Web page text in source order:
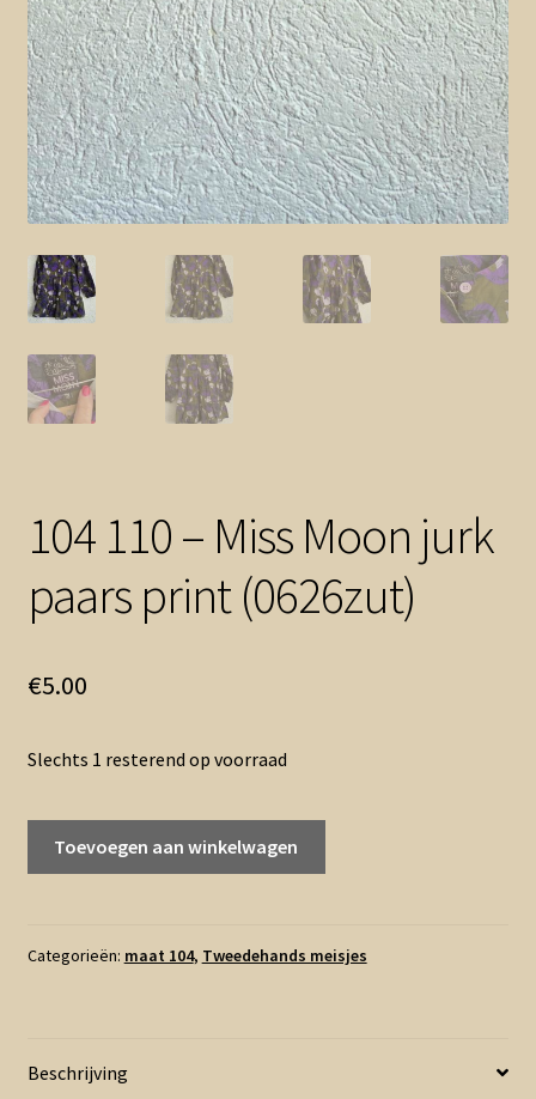
104 110 – Miss Moon jurk
paars print (0626zut)
€5.00
Slechts 1 resterend op voorraad
Moon
(0626zut)
Toevoegen aan winkelwagen
Categorieën: maat 104, Tweedehands meisjes
Beschrijving